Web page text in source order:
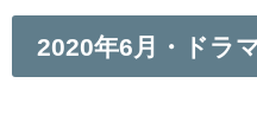
2020年6月・ドラ